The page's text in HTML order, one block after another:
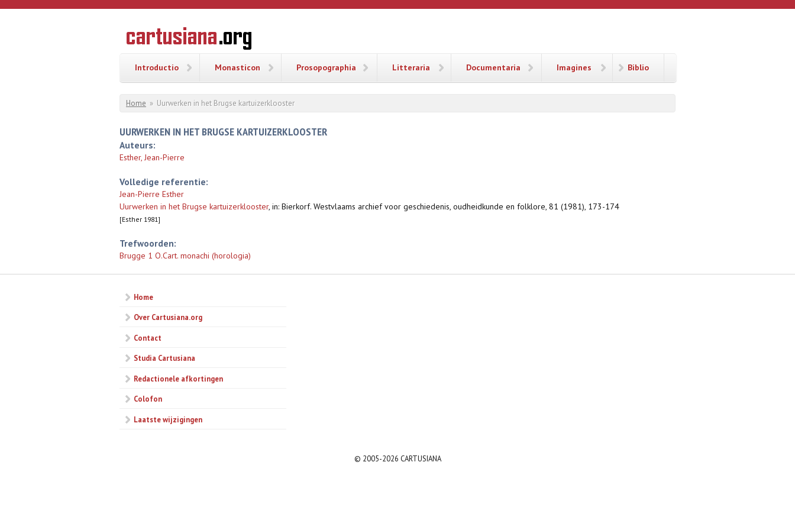
Overslaan en naar de inhoud gaan
CARTUSIANA
Geschiedenis
van de
Introductio Monasticon Prosopographia Litteraria Documentaria Imagines Biblio
U bent hier
Home » Uurwerken in het Brugse kartuizerklooster
UURWERKEN IN HET BRUGSE KARTUIZERKLOOSTER
Auteurs:
Esther, Jean-Pierre
Volledige referentie:
Jean-Pierre Esther
Uurwerken in het Brugse kartuizerklooster, in: Bierkorf. Westvlaams archief voor geschiedenis, oudheidkunde en folklore, 81 (1981), 173-174
[Esther 1981]
Trefwoorden:
Brugge 1 O.Cart. monachi (horologia)
Home
Over Cartusiana.org
Contact
Studia Cartusiana
Redactionele afkortingen
Colofon
Laatste wijzigingen
© 2005-2026 CARTUSIANA